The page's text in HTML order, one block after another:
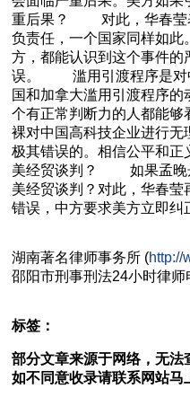
重后果？ 对此，华春莹
负责任，一个国家同样如此
方，都能认识到这个事件
误。 滥用引渡程序是
国和加拿大滥用引渡程序
个有正常判断力的人都能够
裸对中国高科技企业进行无
极其错误的。相信公平和
美经贸谈判？ 如果孟晚
美经贸谈判？对此，华春
错误，中方要求美方立即纠
湖南著名律师事务所 (http://
邵阳市刑事刑法24小时律师
标签：
部分文章来源于网络，无法
如不同意收录请联系网站马